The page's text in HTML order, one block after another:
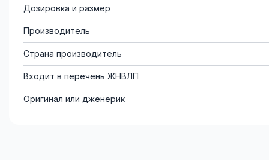
Дозировка и размер
Производитель
Страна производитель
Входит в перечень ЖНВЛП
Оригинал или дженерик